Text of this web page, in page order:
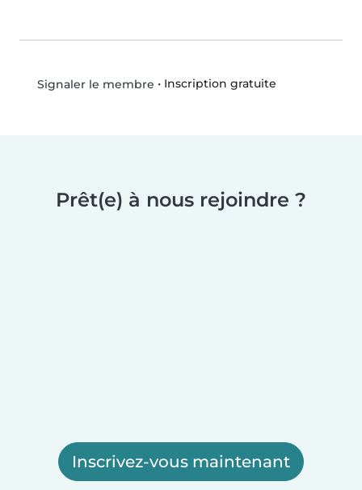
Signaler le membre • Inscription gratuite
Prêt(e) à nous rejoindre ?
Inscrivez-vous maintenant